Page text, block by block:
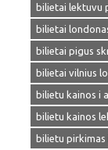
bilietai lektuvu
bilietai
bilietai pigus
bilietai vilnius
bilietu kainos i
bilietu kainos
bilietu